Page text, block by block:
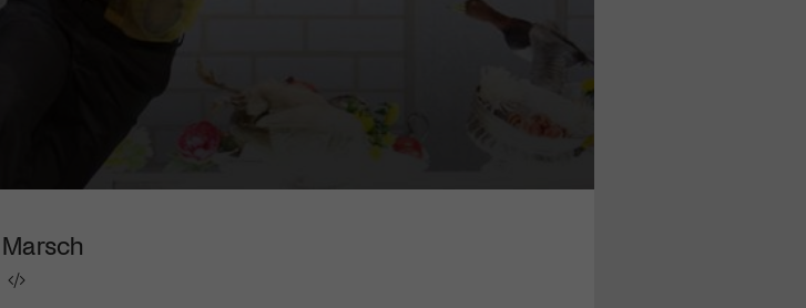
Art»!
Kulturschaffende(r) oder
unsere Arbeit.
erhältst du kostenlosen Zugang zu